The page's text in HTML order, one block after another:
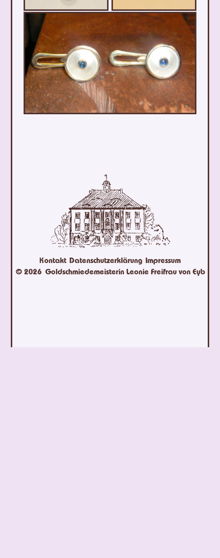
Kontakt Datenschutzerklärung Impressum
© 2026 Goldschmiedemeisterin Leonie Freifrau von Eyb